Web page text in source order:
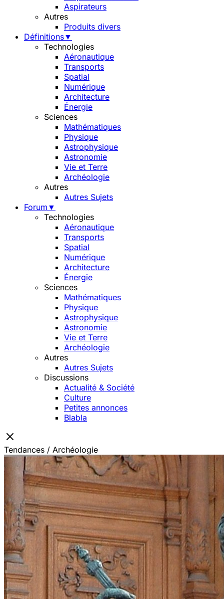
Aspirateurs
Autres
Produits divers
Définitions▼
Technologies
Aéronautique
Transports
Spatial
Numérique
Architecture
Énergie
Sciences
Mathématiques
Physique
Astrophysique
Astronomie
Vie et Terre
Archéologie
Autres
Autres Sujets
Forum ▼
Technologies
Aéronautique
Transports
Spatial
Numérique
Architecture
Énergie
Sciences
Mathématiques
Physique
Astrophysique
Astronomie
Vie et Terre
Archéologie
Autres
Autres Sujets
Discussions
Actualité & Société
Culture
Petites annonces
Blabla
Tendances / Archéologie